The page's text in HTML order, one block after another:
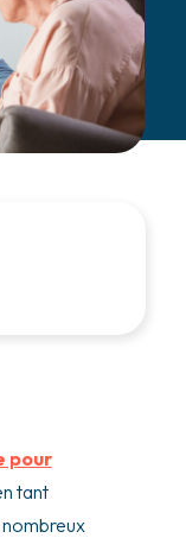
pour
tant